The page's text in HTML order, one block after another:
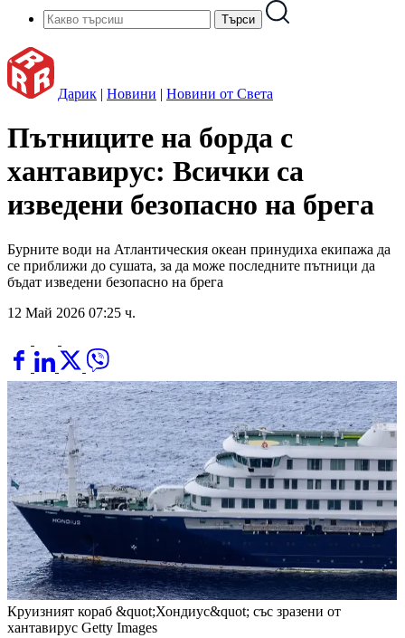
Дарик | Новини | Новини от Света
Пътниците на борда с
хантавирус: Всички са
изведени безопасно на брега
Бурните води на Атлантическия океан принудиха екипажа да
се приближи до сушата, за да може последните пътници да
бъдат изведени безопасно на брега
12 Май 2026 07:25 ч.
Круизният кораб &quot;Хондиус&quot; със зразени от
хантавирус Getty Images